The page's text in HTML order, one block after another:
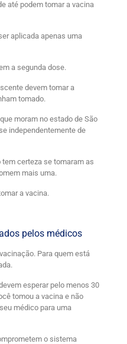
até podem tomar a vacina
aplicada apenas uma
a segunda dose.
devem tomar a
tomado.
moram no estado de São
independentemente de
certeza se tomaram as
mais uma.
a vacina.
pelos médicos
Para quem está
esperar pelo menos 30
tomou a vacina e não
médico para uma
o sistema